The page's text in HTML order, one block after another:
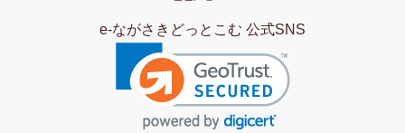
e-ながさきどっとこむ 公式SNS